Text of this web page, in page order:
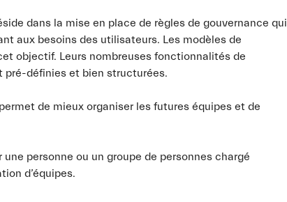
dans la mise en place de règles de gouvernance qui
aux besoins des utilisateurs. Les modèles de
objectif. Leurs nombreuses fonctionnalités de
pré-définies et bien structurées.
de mieux organiser les futures équipes et de
une personne ou un groupe de personnes chargé
d’équipes.